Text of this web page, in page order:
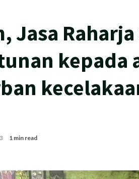
Jasa
kepada
1 min read